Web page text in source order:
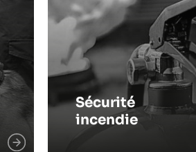
Sécurité
incendie